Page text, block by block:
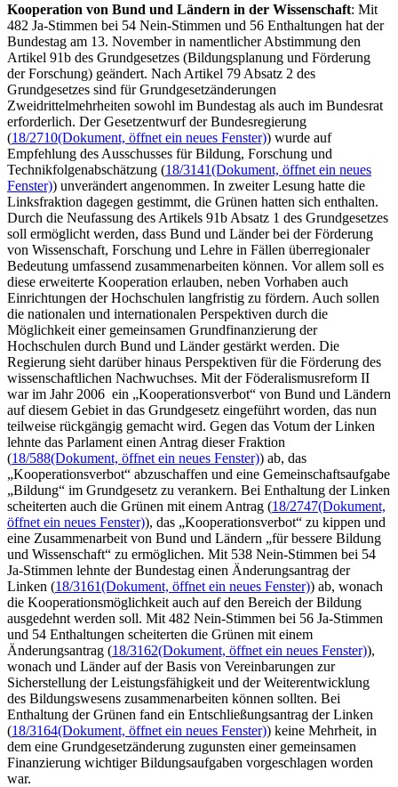
Kooperation von Bund und Ländern in der Wissenschaft: Mit
482 Ja-Stimmen bei 54 Nein-Stimmen und 56 Enthaltungen hat der
Bundestag am 13. November in namentlicher Abstimmung den
Artikel 91b des Grundgesetzes (Bildungsplanung und Förderung
der Forschung) geändert. Nach Artikel 79 Absatz 2 des
Grundgesetzes sind für Grundgesetzänderungen
Zweidrittelmehrheiten sowohl im Bundestag als auch im Bundesrat
erforderlich. Der Gesetzentwurf der Bundesregierung
(18/2710(Dokument, öffnet ein neues Fenster)) wurde auf
Empfehlung des Ausschusses für Bildung, Forschung und
Technikfolgenabschätzung (18/3141(Dokument, öffnet ein neues
Fenster)) unverändert angenommen. In zweiter Lesung hatte die
Linksfraktion dagegen gestimmt, die Grünen hatten sich enthalten.
Durch die Neufassung des Artikels 91b Absatz 1 des Grundgesetzes
soll ermöglicht werden, dass Bund und Länder bei der Förderung
von Wissenschaft, Forschung und Lehre in Fällen überregionaler
Bedeutung umfassend zusammenarbeiten können. Vor allem soll es
diese erweiterte Kooperation erlauben, neben Vorhaben auch
Einrichtungen der Hochschulen langfristig zu fördern. Auch sollen
die nationalen und internationalen Perspektiven durch die
Möglichkeit einer gemeinsamen Grundfinanzierung der
Hochschulen durch Bund und Länder gestärkt werden. Die
Regierung sieht darüber hinaus Perspektiven für die Förderung des
wissenschaftlichen Nachwuchses. Mit der Föderalismusreform II
war im Jahr 2006 ein „Kooperationsverbot“ von Bund und Ländern
auf diesem Gebiet in das Grundgesetz eingeführt worden, das nun
teilweise rückgängig gemacht wird. Gegen das Votum der Linken
lehnte das Parlament einen Antrag dieser Fraktion
(18/588(Dokument, öffnet ein neues Fenster)) ab, das
„Kooperationsverbot“ abzuschaffen und eine Gemeinschaftsaufgabe
„Bildung“ im Grundgesetz zu verankern. Bei Enthaltung der Linken
scheiterten auch die Grünen mit einem Antrag (18/2747(Dokument,
öffnet ein neues Fenster)), das „Kooperationsverbot“ zu kippen und
eine Zusammenarbeit von Bund und Ländern „für bessere Bildung
und Wissenschaft“ zu ermöglichen. Mit 538 Nein-Stimmen bei 54
Ja-Stimmen lehnte der Bundestag einen Änderungsantrag der
Linken (18/3161(Dokument, öffnet ein neues Fenster)) ab, wonach
die Kooperationsmöglichkeit auch auf den Bereich der Bildung
ausgedehnt werden soll. Mit 482 Nein-Stimmen bei 56 Ja-Stimmen
und 54 Enthaltungen scheiterten die Grünen mit einem
Änderungsantrag (18/3162(Dokument, öffnet ein neues Fenster)),
wonach und Länder auf der Basis von Vereinbarungen zur
Sicherstellung der Leistungsfähigkeit und der Weiterentwicklung
des Bildungswesens zusammenarbeiten können sollten. Bei
Enthaltung der Grünen fand ein Entschließungsantrag der Linken
(18/3164(Dokument, öffnet ein neues Fenster)) keine Mehrheit, in
dem eine Grundgesetzänderung zugunsten einer gemeinsamen
Finanzierung wichtiger Bildungsaufgaben vorgeschlagen worden
war.